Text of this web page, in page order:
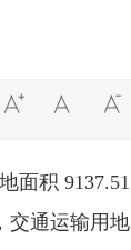
面积
交通运输用